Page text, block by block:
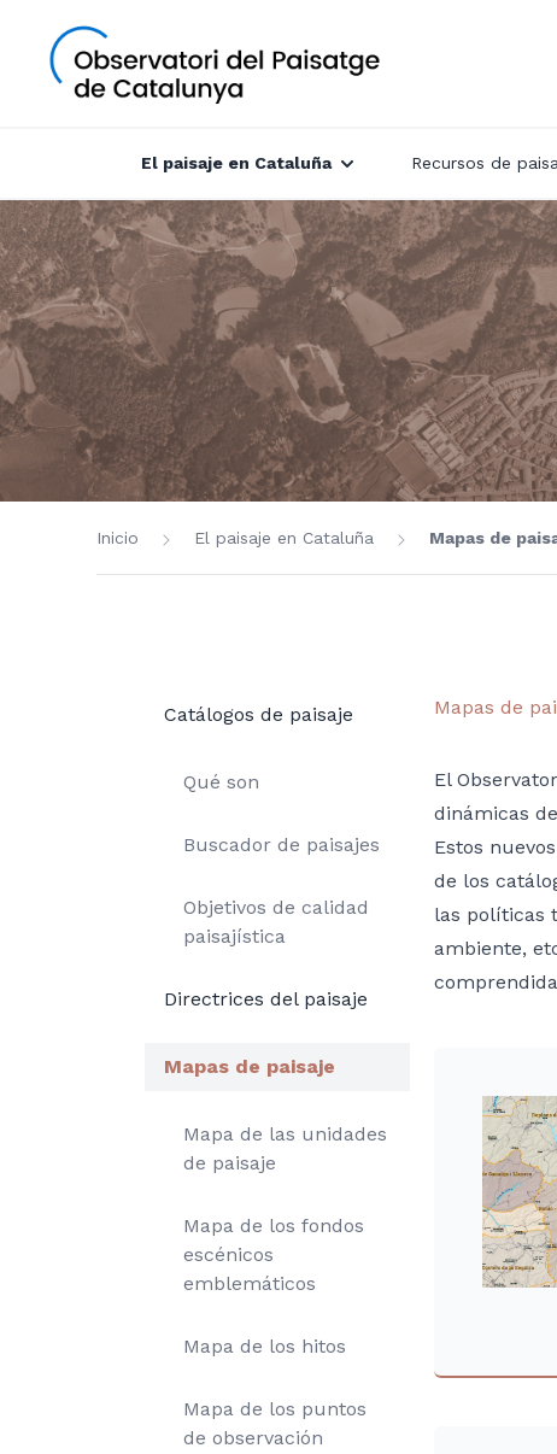
El paisaje en Cataluña Recursos de
Inicio El paisaje en Cataluña Mapas de
Catálogos de paisaje
Qué son
Buscador de paisajes
Objetivos de calidad
paisajística
Directrices del paisaje
Mapas de paisaje
Mapa de las unidades
de paisaje
Mapa de los fondos
escénicos
emblemáticos
Mapa de los hitos
Mapa de los puntos
de observación
Mapas de
El
dinámicas
Estos
de los
las políticas
ambiente,